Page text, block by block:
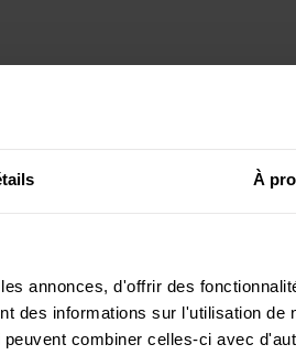
À
annonces, d'offrir des
des informations sur l'utilisation de
combiner celles-ci avec